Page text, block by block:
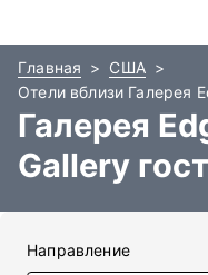
Главная
США
Отели вблизи Галерея
Галерея
Gallery
Направление